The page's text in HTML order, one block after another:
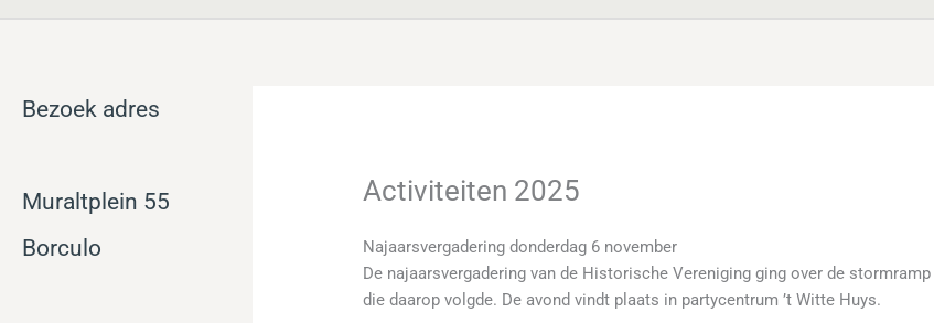
Bezoek adres
Muraltplein 55
Borculo
Activiteiten 2025
Najaarsvergadering donderdag 6 november
De najaarsvergadering van de Historische Vereniging ging over de
die daarop volgde. De avond vindt plaats in partycentrum ’t Witte Huys.